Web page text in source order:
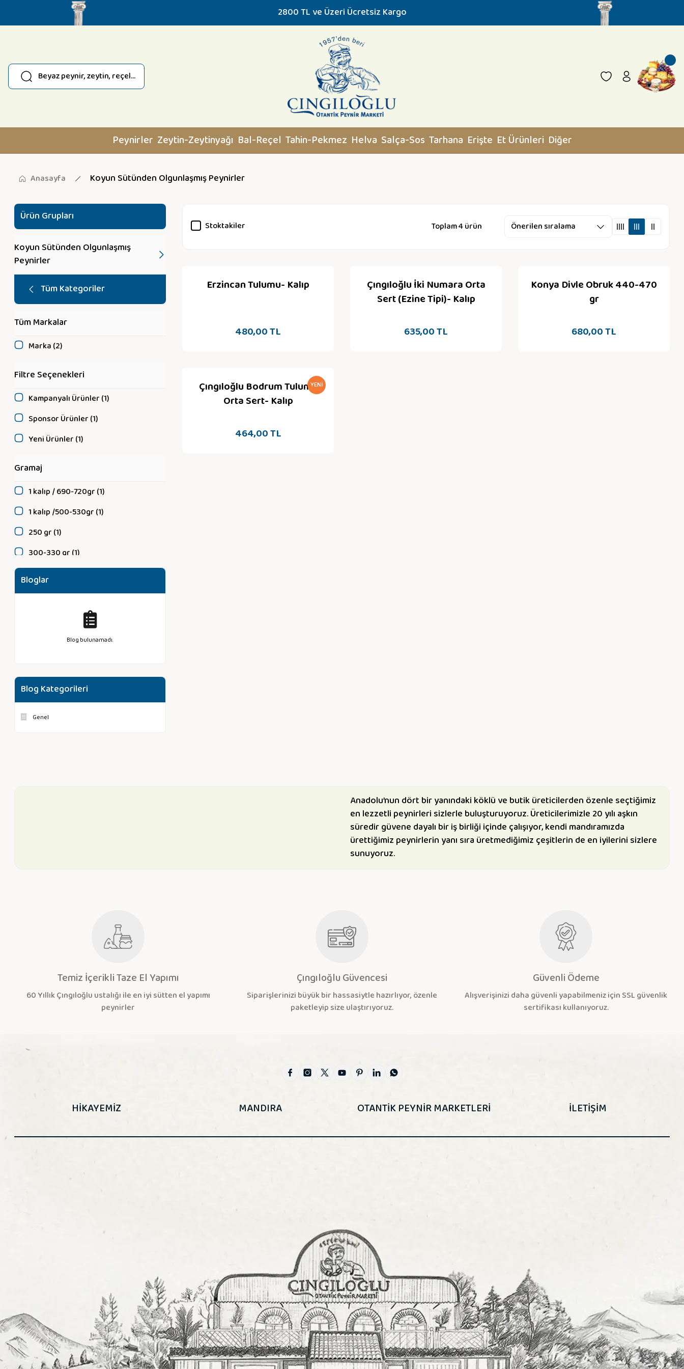
2800 TL ve Üzeri Ücretsiz Kargo
Peynirler Zeytin-Zeytinyağı Bal-Reçel Tahin-Pekmez Helva Salça-Sos Tarhana Erişte Et Ürünleri Diğer
Anasayfa Koyun Sütünden Olgunlaşmış Peynirler
Ürün Grupları
Koyun Sütünden Olgunlaşmış
Peynirler
Tüm Kategoriler
Tüm Markalar
Marka (2)
Filtre Seçenekleri
Kampanyalı Ürünler (1)
Sponsor Ürünler (1)
Yeni Ürünler (1)
Gramaj
1 kalıp / 690-720gr (1)
1 kalıp /500-530gr (1)
250 gr (1)
300-330 gr (1)
330-360 gr (1)
500 gr (1)
Bloglar
Blog bulunamadı.
Blog Kategorileri
Genel
Stoktakiler Toplam 4 ürün
Erzincan Tulumu- Kalıp
480,00 TL
Çıngıloğlu İki Numara Orta
Sert (Ezine Tipi)- Kalıp
635,00 TL
Konya Divle Obruk 440-470
gr
680,00 TL
YENI
Çıngıloğlu Bodrum Tulumu
Orta Sert- Kalıp
464,00 TL
Anadolu’nun dört bir yanındaki köklü ve butik üreticilerden özenle seçtiğimiz
en lezzetli peynirleri sizlerle buluşturuyoruz. Üreticilerimizle 20 yılı aşkın
süredir güvene dayalı bir iş birliği içinde çalışıyor, kendi mandıramızda
ürettiğimiz peynirlerin yanı sıra üretmediğimiz çeşitlerin de en iyilerini sizlere
sunuyoruz.
Temiz İçerikli Taze El Yapımı
60 Yıllık Çıngıloğlu ustalığı ile en iyi sütten el yapımı
peynirler
Çıngıloğlu Güvencesi
Siparişlerinizi büyük bir hassasiytle hazırlıyor, özenle
paketleyip size ulaştırıyoruz.
Güvenli Ödeme
Alışverişinizi daha güvenli yapabilmeniz için SSL güvenlik
sertifikası kullanıyoruz.
HİKAYEMİZ MANDIRA OTANTİK PEYNİR MARKETLERİ İLETİŞİM